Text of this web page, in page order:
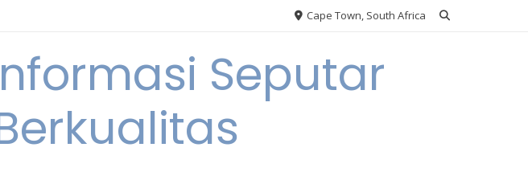
Cape Town, South Africa
Informasi Seputar